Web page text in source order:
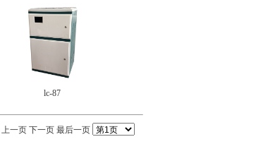
lc-87
上一页 下一页 最后一页